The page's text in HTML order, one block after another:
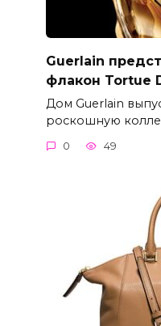
Guerlain
флакон Tortue
Дом Guerlain
роскошную
0 49